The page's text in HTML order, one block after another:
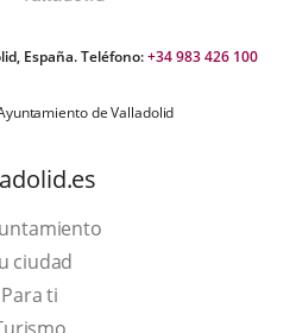
España. Teléfono:+34 983 426 100
de Valladolid
ciudad
Para ti
Este